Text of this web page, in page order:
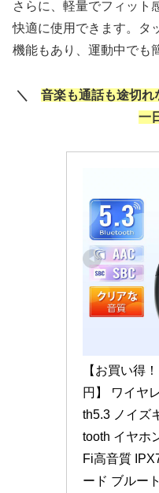
さらに、軽量でフィット
快適に使用できます。タ
機能もあり、運動中でも
＼ 音楽も通話も途切れ
一
【お買い得
円】 ワイヤ
th5.3 ノイズ
tooth イヤホ
Fi高音質
ード ブルー